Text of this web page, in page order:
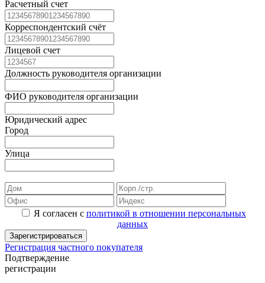
Расчетный счет
Корреспондентский счёт
Лицевой счет
Должность руководителя организации
ФИО руководителя организации
Юридический адрес
Город
Улица
Я согласен с политикой в отношении персональных
данных
Зарегистрироваться
Регистрация частного покупателя
Подтверждение
регистрации